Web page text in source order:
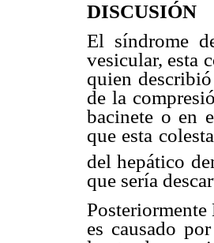
DISCUSIÓN
El síndrome
vesicular, esta
quien
de la
bacinete o en
que esta
del hepático
que sería
es causado